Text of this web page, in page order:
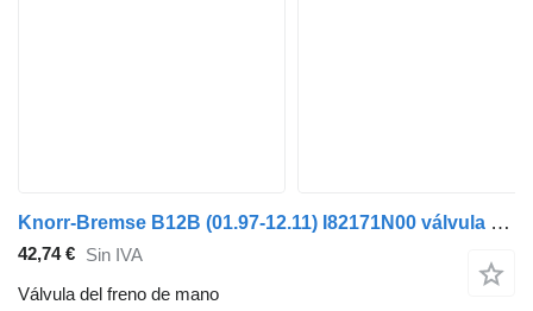
Knorr-Bremse B12B (01.97-12.11) I82171N00 válvula del freno de mano para Volvo B6, B7, B9, B10, B12 bus (1978-2011) autobús
42,74 € Sin IVA
Válvula del freno de mano